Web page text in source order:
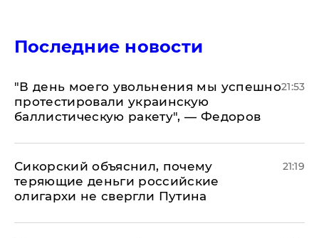
Последние новости
​"В день моего увольнения мы успешно
протестировали украинскую
баллистическую ракету", — Федоров
21:53
Сикорский объяснил, почему
теряющие деньги российские
олигархи не свергли Путина
21:19